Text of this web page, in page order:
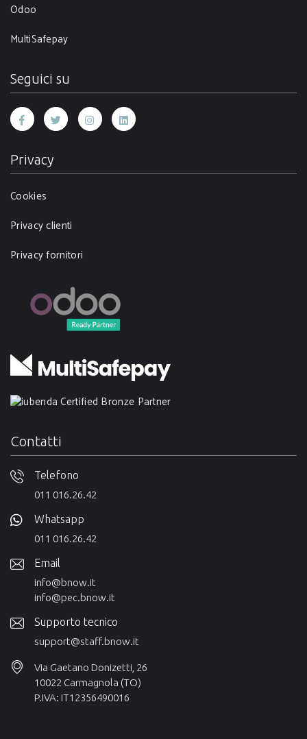
Odoo
MultiSafepay
Seguici su
Privacy
Cookies
Privacy clienti
Privacy fornitori
Contatti
Telefono
011 016.26.42
Whatsapp
011 016.26.42
Email
info@bnow.it
info@pec.bnow.it
Supporto tecnico
support@staff.bnow.it
Via Gaetano Donizetti, 26
10022 Carmagnola (TO)
P.IVA: IT12356490016